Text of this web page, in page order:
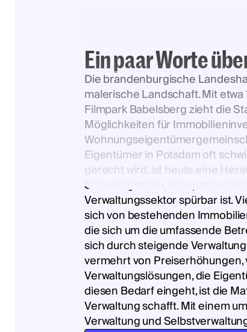
Ein paar Worte
Die brandenburgische
malerische Landschaft. Mit
Filmpark Babelsberg zieht die
Möglichkeiten für
Eigentümer in Potsdam oft
gerecht wird, ist heute eine
Schwierigkeiten, eine passende
Verwaltungssektor spürbar ist.
sich von bestehenden
die sich um die umfassende
sich durch steigende
vermehrt von
Verwaltungslösungen, die
diesen Bedarf eingeht, ist die
Verwaltung schafft. Mit einem
Verwaltung und